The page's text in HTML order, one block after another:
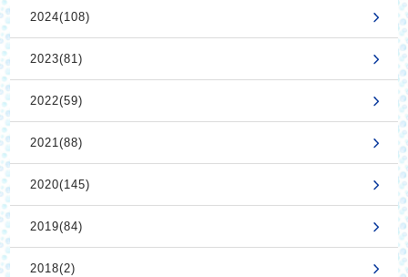
2024(108)
2023(81)
2022(59)
2021(88)
2020(145)
2019(84)
2018(2)